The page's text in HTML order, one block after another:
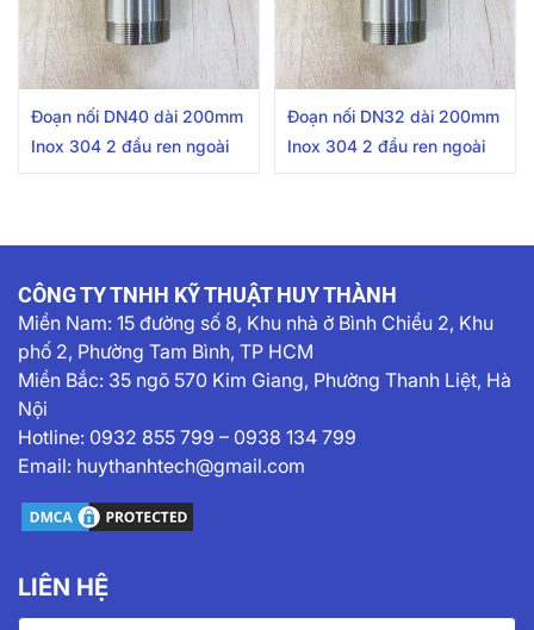
Đoạn nối DN40 dài 200mm
Inox 304 2 đầu ren ngoài
Đoạn nối DN32 dài 200mm
Inox 304 2 đầu ren ngoài
CÔNG TY TNHH KỸ THUẬT HUY THÀNH
Miền Nam: 15 đường số 8, Khu nhà ở Bình Chiểu 2, Khu
phố 2, Phường Tam Bình, TP HCM
Miền Bắc: 35 ngõ 570 Kim Giang, Phường Thanh Liệt, Hà
Nội
Hotline: 0932 855 799 – 0938 134 799
Email: huythanhtech@gmail.com
LIÊN HỆ